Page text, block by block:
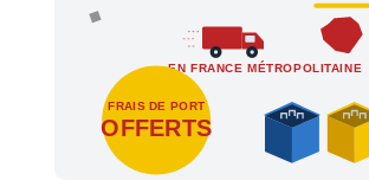
EN FRANCE MÉTROPOLITAINE
FRAIS DE PORT
OFFERTS